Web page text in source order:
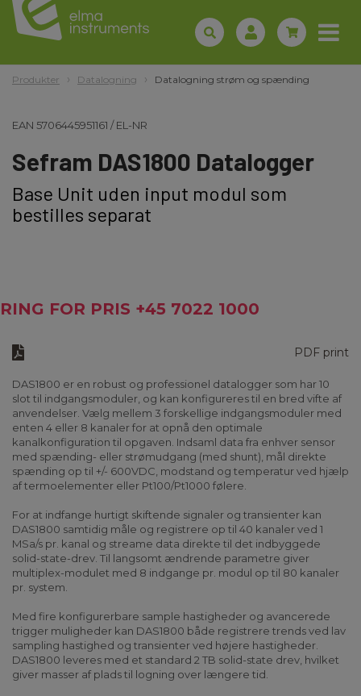
Produkter Datalogning Datalogning strøm og spænding
EAN 5706445951161 /EL-NR
Sefram DAS1800 Datalogger
Base Unit uden input modul som
bestilles separat
RING FOR PRIS +45 7022 1000
PDF print
DAS1800 er en robust og professionel datalogger som har 10
slot til indgangsmoduler, og kan konfigureres til en bred vifte af
anvendelser. Vælg mellem 3 forskellige indgangsmoduler med
enten 4 eller 8 kanaler for at opnå den optimale
kanalkonfiguration til opgaven. Indsaml data fra enhver sensor
med spænding- eller strømudgang (med shunt), mål direkte
spænding op til +/- 600VDC, modstand og temperatur ved hjælp
af termoelementer eller Pt100/Pt1000 følere.
For at indfange hurtigt skiftende signaler og transienter kan
DAS1800 samtidig måle og registrere op til 40 kanaler ved 1
MSa/s pr. kanal og streame data direkte til det indbyggede
solid-state-drev. Til langsomt ændrende parametre giver
multiplex-modulet med 8 indgange pr. modul op til 80 kanaler
pr. system.
Med fire konfigurerbare sample hastigheder og avancerede
trigger muligheder kan DAS1800 både registrere trends ved lav
sampling hastighed og transienter ved højere hastigheder.
DAS1800 leveres med et standard 2 TB solid-state drev, hvilket
giver masser af plads til logning over længere tid.